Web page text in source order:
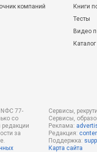
компаний
Книги
Тесты
Видео
NФС 77-
со
редакции
за
Сервисы,
Сервисы,
Реклама:
Редакция:
Поддержка:
Карта сайта